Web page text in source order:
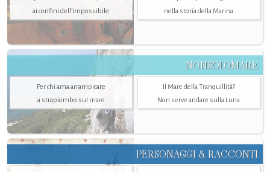
ai confini dell’impossibile
nella storia della Marina
NONSOLOMARE
Per chi ama arrampicare
a strapiombo sul mare
Il Mare della Tranquillità?
Non serve andare sulla Luna
PERSONAGGI & RACCONTI